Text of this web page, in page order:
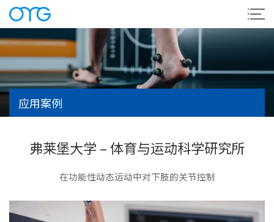
应用案例
弗莱堡大学 – 体育与运动科学研究所
在功能性动态运动中对下肢的关节控制